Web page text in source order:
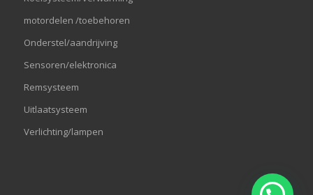
motordelen /toebehoren
Onderstel/aandrijving
Sensoren/elektronica
Remsysteem
Uitlaatsysteem
Verlichting/lampen